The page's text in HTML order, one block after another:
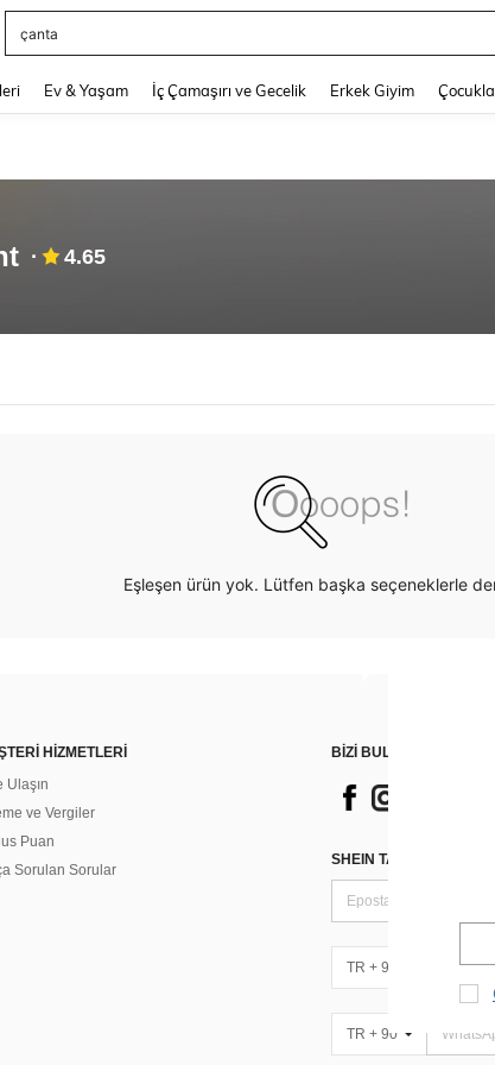
çanta
Ev & Yaşam İç Çamaşırı ve Gecelik Erkek Giyim
4.65
Eşleşen ürün yok. Lütfen başka seçeneklerle
HİZMETLERİ
Ulaşın
ve Vergiler
Puan
Sorulan Sorular
BİZİ BULUN
SHEIN TARZI
TR + 90
TR + 90